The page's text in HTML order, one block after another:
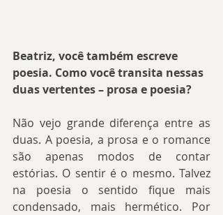
Beatriz, você também escreve
poesia. Como você transita nessas
duas vertentes – prosa e poesia?
Não vejo grande diferença entre as
duas. A poesia, a prosa e o romance
são apenas modos de contar
estórias. O sentir é o mesmo. Talvez
na poesia o sentido fique mais
condensado, mais hermético. Por